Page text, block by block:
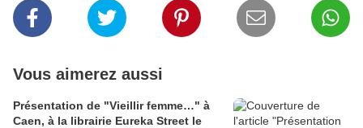
Vous aimerez aussi
Présentation de "Vieillir femme…" à
Caen, à la librairie Eureka Street le